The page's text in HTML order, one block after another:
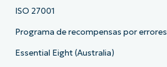
ISO 27001
Programa de recompensas por errores
Essential Eight (Australia)